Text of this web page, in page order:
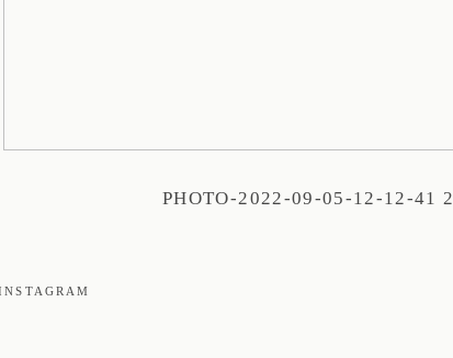
PHOTO-2022-09-05-12-12-41 2